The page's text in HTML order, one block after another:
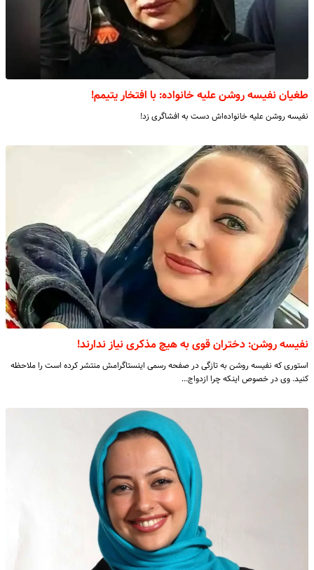
طغیان نفیسه روشن علیه خانواده: با افتخار یتیمم!
نفیسه روشن علیه خانواده‌اش دست به افشاگری زد!
نفیسه روشن: دختران قوی به هیچ مذکری نیاز ندارند!
استوری که نفیسه روشن به تازگی در صفحه رسمی اینستاگرامش منتشر کرده است را ملاحظه
کنید. وی در خصوص اینکه چرا ازدواج…